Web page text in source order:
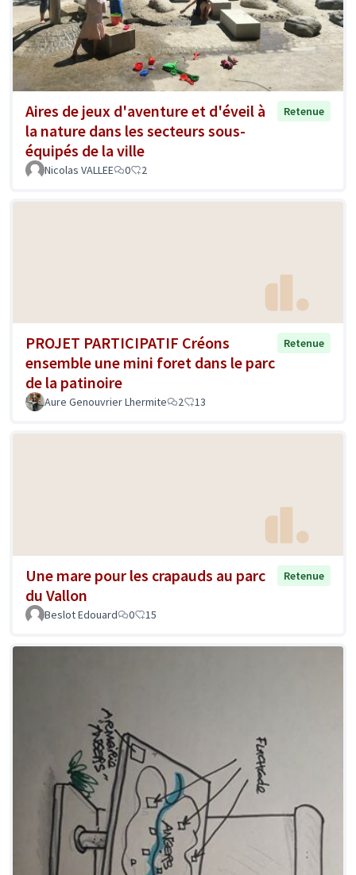
Aires de jeux d'aventure et d'éveil à
la nature dans les secteurs sous-
équipés de la ville
Retenue
Nicolas VALLEE 0 2
PROJET PARTICIPATIF Créons
ensemble une mini foret dans le parc
de la patinoire
Retenue
Aure Genouvrier Lhermite 2 13
Une mare pour les crapauds au parc
du Vallon
Retenue
Beslot Edouard 0 15